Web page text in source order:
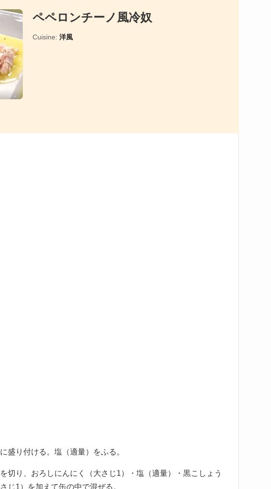
ペペロンチーノ風冷奴
Cuisine: 洋風
盛り付ける。塩（適量）をふる。
切り、おろしにんにく（大さじ1）・塩（適量）・黒こしょう
じ1）を加えて缶の中で混ぜる。